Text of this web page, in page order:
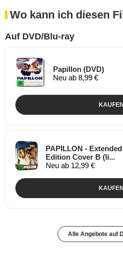
Wo kann ich diesen
Auf DVD/Blu-ray
Papillon (DVD)
Neu ab 8,99 €
KAUFEN
PAPILLON -
Edition Cover B (li...
Neu ab 12,99 €
KAUFEN
Alle Angebote auf